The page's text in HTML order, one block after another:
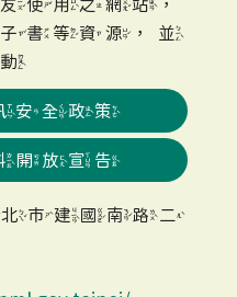
使用之網站，
書等資源，並
安全政策
開放宣告
北市建國南路二